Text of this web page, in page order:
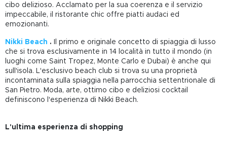
cibo delizioso. Acclamato per la sua coerenza e il servizio
impeccabile, il ristorante chic offre piatti audaci ed
emozionanti.
Nikki Beach .
Il primo e originale concetto di spiaggia di lusso
che si trova esclusivamente in 14 località in tutto il mondo (in
luoghi come Saint Tropez, Monte Carlo e Dubai) è anche qui
sull'isola. L'esclusivo beach club si trova su una proprietà
incontaminata sulla spiaggia nella parrocchia settentrionale di
San Pietro. Moda, arte, ottimo cibo e deliziosi cocktail
definiscono l'esperienza di Nikki Beach.
L'ultima esperienza di shopping